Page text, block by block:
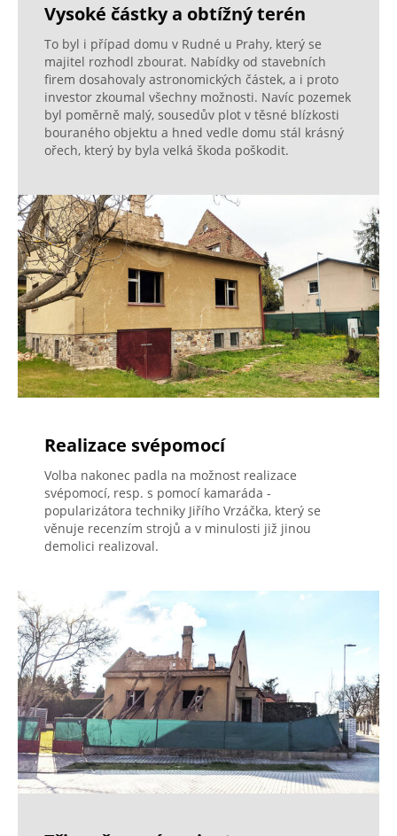
Vysoké částky a obtížný terén
To byl i případ domu v Rudné u Prahy, který se
majitel rozhodl zbourat. Nabídky od stavebních
firem dosahovaly astronomických částek, a i proto
investor zkoumal všechny možnosti. Navíc pozemek
byl poměrně malý, sousedův plot v těsné blízkosti
bouraného objektu a hned vedle domu stál krásný
ořech, který by byla velká škoda poškodit.
Realizace svépomocí
Volba nakonec padla na možnost realizace
svépomocí, resp. s pomocí kamaráda -
popularizátora techniky Jiřího Vrzáčka, který se
věnuje recenzím strojů a v minulosti již jinou
demolici realizoval.